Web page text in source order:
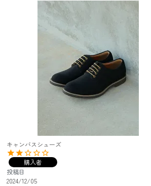
キャンバスシューズ
購入者
投稿日
2024/12/05